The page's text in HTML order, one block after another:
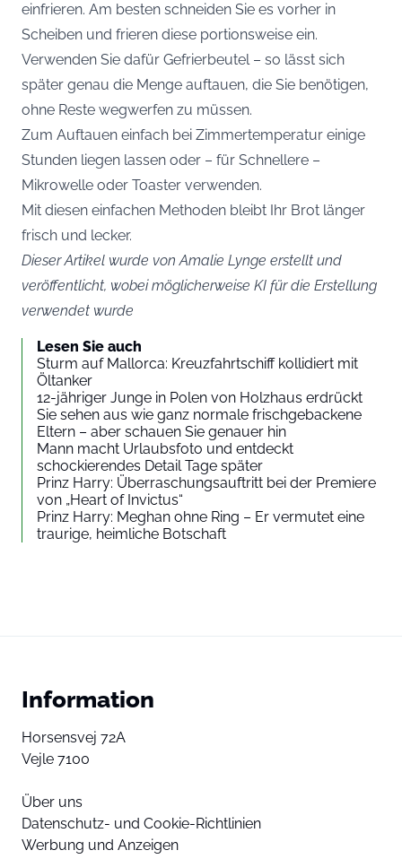
einfrieren. Am besten schneiden Sie es vorher in
Scheiben und frieren diese portionsweise ein.
Verwenden Sie dafür Gefrierbeutel – so lässt sich
später genau die Menge auftauen, die Sie benötigen,
ohne Reste wegwerfen zu müssen.
Zum Auftauen einfach bei Zimmertemperatur einige
Stunden liegen lassen oder – für Schnellere –
Mikrowelle oder Toaster verwenden.
Mit diesen einfachen Methoden bleibt Ihr Brot länger
frisch und lecker.
Dieser Artikel wurde von Amalie Lynge erstellt und
veröffentlicht, wobei möglicherweise KI für die Erstellung
verwendet wurde
Lesen Sie auch
Sturm auf Mallorca: Kreuzfahrtschiff kollidiert mit
Öltanker
12-jähriger Junge in Polen von Holzhaus erdrückt
Sie sehen aus wie ganz normale frischgebackene
Eltern – aber schauen Sie genauer hin
Mann macht Urlaubsfoto und entdeckt
schockierendes Detail Tage später
Prinz Harry: Überraschungsauftritt bei der Premiere
von „Heart of Invictus“
Prinz Harry: Meghan ohne Ring – Er vermutet eine
traurige, heimliche Botschaft
Information
Horsensvej 72A
Vejle 7100
Über uns
Datenschutz- und Cookie-Richtlinien
Werbung und Anzeigen